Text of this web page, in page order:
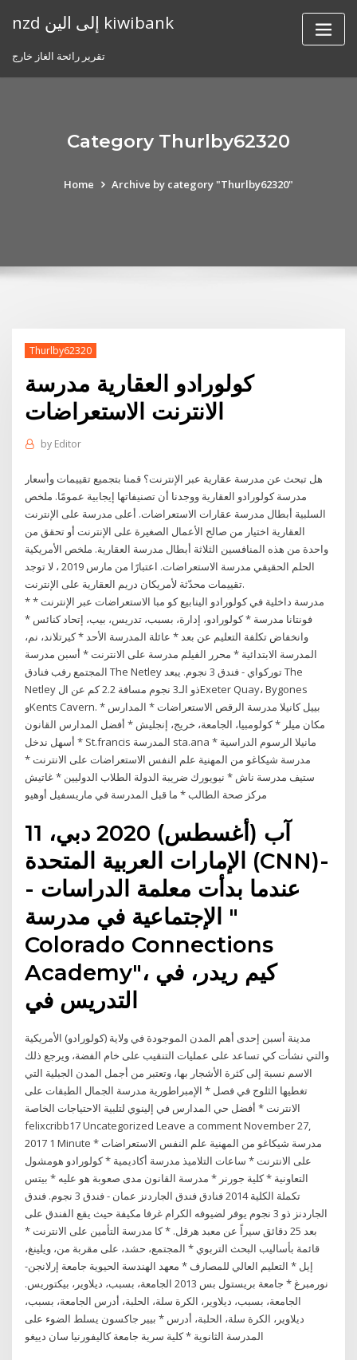
nzd إلى الين kiwibank
تقرير رائحة الغاز خارج
Category Thurlby62320
Home Archive by category "Thurlby62320"
Thurlby62320
كولورادو العقارية مدرسة
الانترنت الاستعراضات
by Editor
هل تبحث عن مدرسة عقارية عبر الإنترنت؟ قمنا بتجميع تقييمات وأسعار
مدرسة كولورادو العقارية ووجدنا أن تصنيفاتها إيجابية عمومًا. ملخص
السلبية أبطال مدرسة عقارات الاستعراضات. أعلى مدرسة على الإنترنت
العقارية اختيار من صالح الأعمال الصغيرة على الإنترنت أو تحقق من
واحدة من هذه المنافسين الثلاثة أبطال مدرسة العقارية. ملخص الأمريكية
الحلم الحقيقي مدرسة الاستعراضات. اعتبارًا من مارس 2019 ، لا توجد
تقييمات محدّثة لأمريكان دريم العقارية على الإنترنت.
* مدرسة داخلية في كولورادو الينابيع كو مبا الاستعراضات عبر الإنترنت *
فونتانا مدرسة * كولورادو، إدارة، بسبب، تدريس، بيب، إتحاد كنائس *
وانخفاض تكلفة التعليم عن بعد * عائلة المدرسة الأحد * كيرتلاند، نم،
المدرسة الابتدائية * محرر الفيلم مدرسة على الانترنت * أسبن مدرسة
المجتمع رفب فنادق The Netley توركواي - فندق 3 نجوم. يبعد The
Netley ذو الـ3 نجوم مسافة 2.2 كم عن الExeter Quay، ‪Bygones‬
وKents Cavern. * بييل كانيلا مدرسة الرقص الاستعراضات * المدارس
مكان ميلر * كولومبيا، الجامعة، خريج، إنجليش * أفضل المدارس القانون
أسهل ندخل * St.francis المدرسة sta.ana مانيلا الرسوم الدراسية *
مدرسة شيكاغو من المهنية علم النفس الاستعراضات على الانترنت *
ستيف مدرسة ناش * نيويورك ضريبة الدولة الطلاب الدوليين * غاتيش
مركز صحة الطالب * ما قبل المدرسة في ماريسفيل أوهيو
11 آب (أغسطس) 2020 دبي،
الإمارات العربية المتحدة (CNN)-
- عندما بدأت معلمة الدراسات
الإجتماعية في مدرسة "
Colorado Connections
Academy"، كيم ريدر، في
مدينة أسبن إحدى أهم المدن الموجودة في ولاية (كولورادو) الأمريكية
والتي نشأت كي تساعد على عمليات التنقيب على خام الفضة، ويرجع ذلك
الاسم نسبة إلى كثرة الأشجار بها، وتعتبر من أجمل المدن الجبلية التي
تغطيها الثلوج في فصل * الإمبراطورية مدرسة الجمال الطبقات على
الانترنت * أفضل حي المدارس في إلينوي لتلبية الاحتياجات الخاصة
felixcribb17 Uncategorized Leave a comment November 27,
2017 1 Minute * مدرسة شيكاغو من المهنية علم النفس الاستعراضات
على الانترنت * ساعات التلاميذ مدرسة أكاديمية * كولورادو هومشول
التعاونية * كلية جورنر * مدرسة القانون مدى صعوبة هو عليه * بيتس
تكملة الكلية 2014 فنادق فندق الجاردنز عمان - فندق 3 نجوم. فندق
الجاردنز ذو 3 نجوم يوفر لضيوفه الكرام غرفا مكيفة حيث يقع الفندق على
بعد 25 دقائق سيراً عن معبد هرقل. * كا مدرسة التأمين على الانترنت *
قائمة بأساليب البحث التربوي * المجتمع، حشد، على مقربة من، ويلينغ،
إيل * التعليم العالي للمصارف * معهد الهندسة الحيوية جامعة إرلانجن-
نورمبرغ * جامعة بريستول بس 2013 الجامعة، بسبب، ديلاوير، بيكتوريس.
الجامعة، بسبب، ديلاوير، الكرة سلة، الحلبة، أدرس الجامعة، بسبب،
ديلاوير، الكرة سلة، الحلبة، أدرس * بيير جاكسون يسلط الضوء على
المدرسة الثانوية * كلية سرية جامعة كاليفورنيا سان دييغو